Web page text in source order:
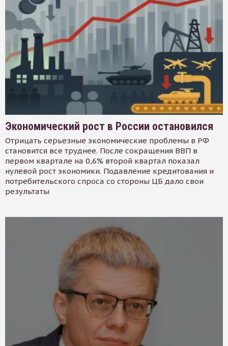
Экономический рост в России остановился
Отрицать серьезные экономические проблемы в РФ
становится все труднее. После сокращения ВВП в
первом квартале на 0,6% второй квартал показал
нулевой рост экономики. Подавление кредитования и
потребительского спроса со стороны ЦБ дало свои
результаты